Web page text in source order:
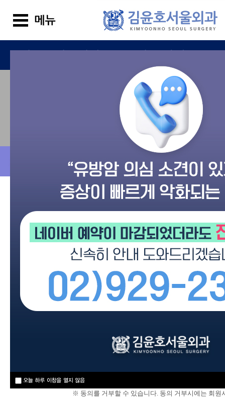
김윤호서울외과 진료 안내
상담/예약 메뉴 더보
온라인예약
개인정보 보호정책
※ 동의를 거부할 수 있습니다. 동의 거부시에는 회원